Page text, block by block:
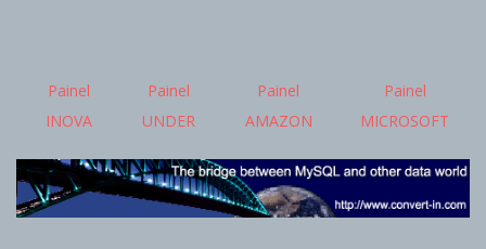
Painel
INOVA
Painel
UNDER
Painel
AMAZON
Painel
MICROSOFT